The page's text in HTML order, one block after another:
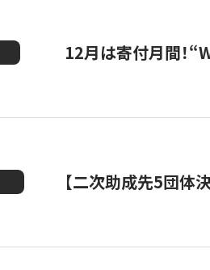
12月は寄付月間！
【二次助成先5団体